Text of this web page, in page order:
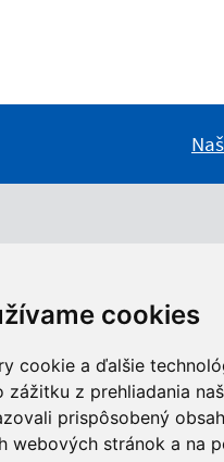
cookies
cookie a ďalšie
zážitku z prehliadania
prispôsobený
webových stránok a na